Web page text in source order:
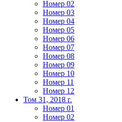
Номер 02
Номер 03
Номер 04
Номер 05
Номер 06
Номер 07
Номер 08
Номер 09
Номер 10
Номер 11
Номер 12
Том 31, 2018 г.
Номер 01
Номер 02